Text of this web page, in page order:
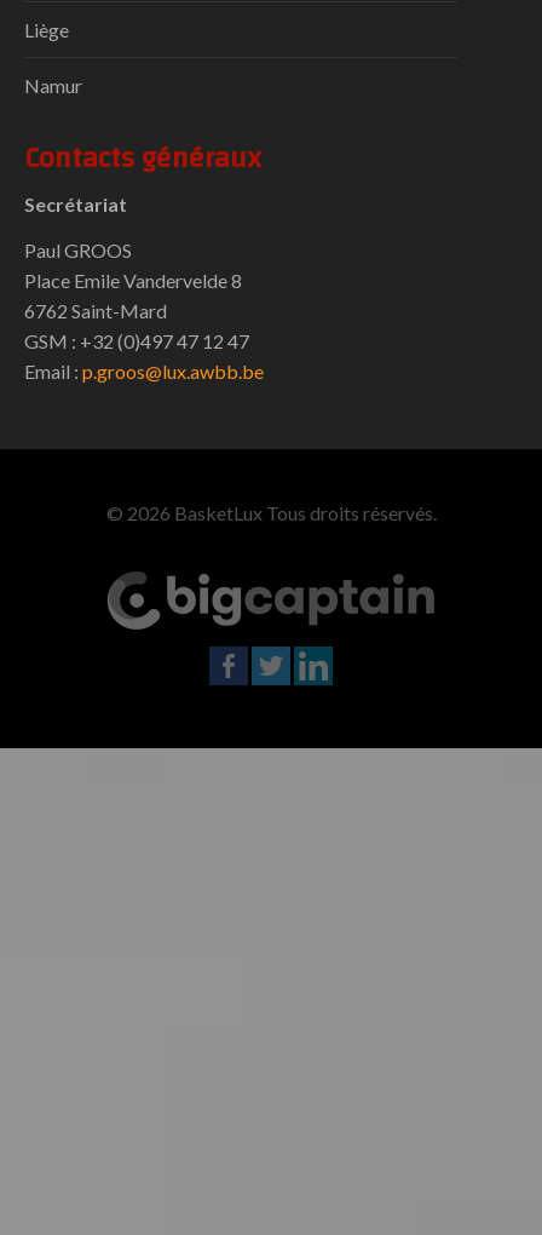
Liège
Namur
Contacts généraux
Secrétariat
Paul GROOS
Place Emile Vandervelde 8
6762 Saint-Mard
GSM : +32 (0)497 47 12 47
Email : p.groos@lux.awbb.be
© 2026 BasketLux Tous droits réservés.